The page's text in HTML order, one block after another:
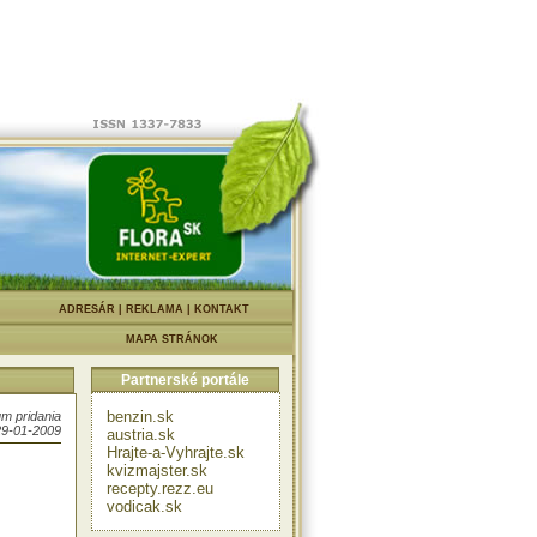
ADRESÁR REKLAMA KONTAKT
MAPA STRÁNOK
pridania
01-2009
ponoriť
nádobe
v
Partnerské portále
benzin.sk
austria.sk
Hrajte-a-Vyhrajte.sk
kvizmajster.sk
recepty.rezz.eu
vodicak.sk